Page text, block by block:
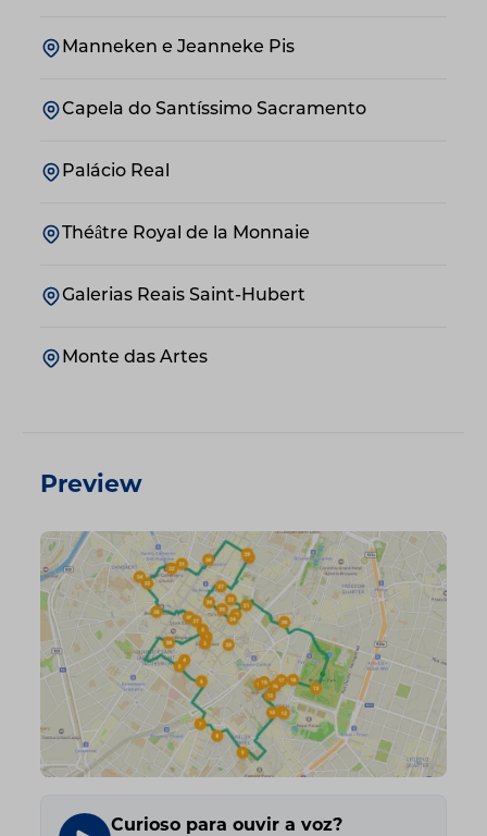
Manneken e Jeanneke Pis
Capela do Santíssimo Sacramento
Palácio Real
Théâtre Royal de la Monnaie
Galerias Reais Saint-Hubert
Monte das Artes
Preview
Curioso para ouvir a voz?